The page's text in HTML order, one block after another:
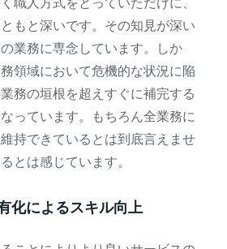
職人方式をとっていただけに、
もと深いです。その知見が深い
業務に専念しています。しか
領域において危機的な状況に陥
務の垣根を超えすぐに補完する
っています。もちろん全業務に
持できているとは到底言えませ
とは感じています。
化によるスキル向上